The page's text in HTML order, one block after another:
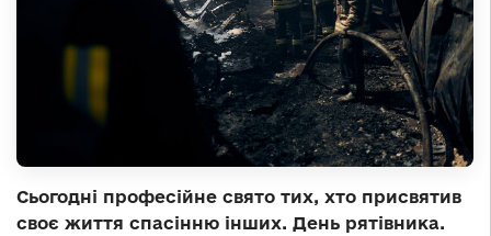
Сьогодні професійне свято тих, хто присвятив
своє життя спасінню інших. День рятівника.